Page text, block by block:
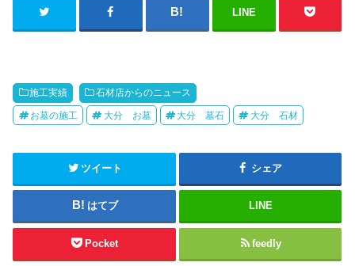
LINE
施工実績 石材店からのニュース
お墓の施工 大分 お墓 大分 墓石 大分 石材
ツイート シェア
はてブ LINE
Pocket feedly